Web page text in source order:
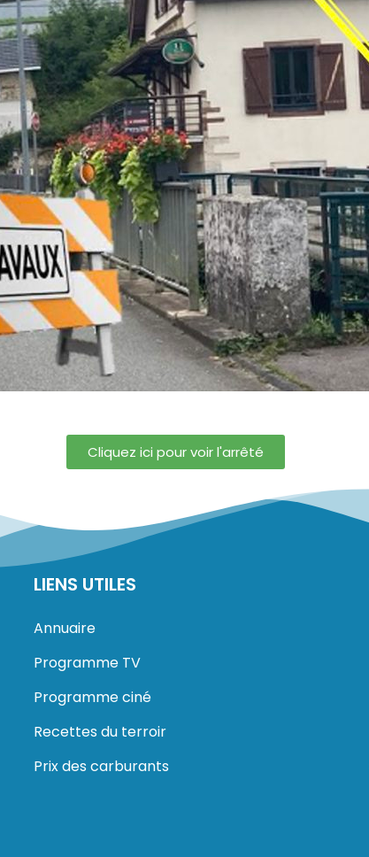
Cliquez ici pour voir l'arrêté
LIENS UTILES
Annuaire
Programme TV
Programme ciné
Recettes du terroir
Prix des carburants